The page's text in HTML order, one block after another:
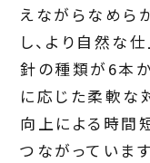
えながらなめら
し、より自然な
針の種類が6本
に応じた柔軟な
向上による時間
つながっています